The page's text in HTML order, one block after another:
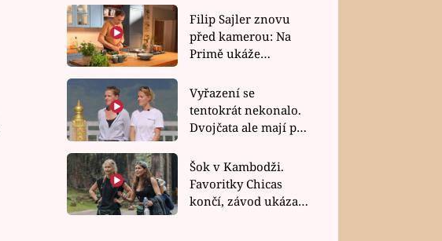
Filip Sajler znovu
před kamerou: Na
Primě ukáže
rychlé recepty
Vyřazení se
tentokrát nekonalo.
Dvojčata ale mají po
závodu nůž na krku
Šok v Kambodži.
Favoritky Chicas
končí, závod ukázal